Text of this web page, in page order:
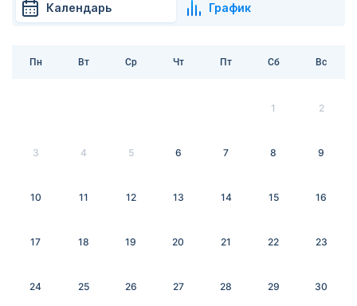
Календарь График
Пн Вт Ср Чт Пт Сб Вс
1 2
3 4 5 6 7 8 9
10 11 12 13 14 15 16
17 18 19 20 21 22 23
24 25 26 27 28 29 30